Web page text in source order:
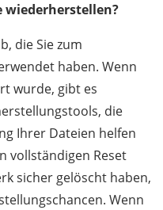
wiederherstellen?
die Sie zum
haben. Wenn
wurde, gibt es
die
Ihrer Dateien helfen
vollständigen Reset
sicher gelöscht haben,
Wenn